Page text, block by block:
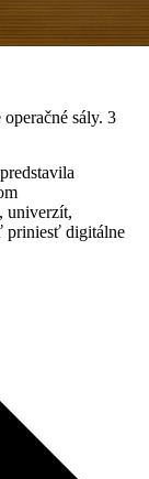
sály. 3
univerzít,
priniesť digitálne